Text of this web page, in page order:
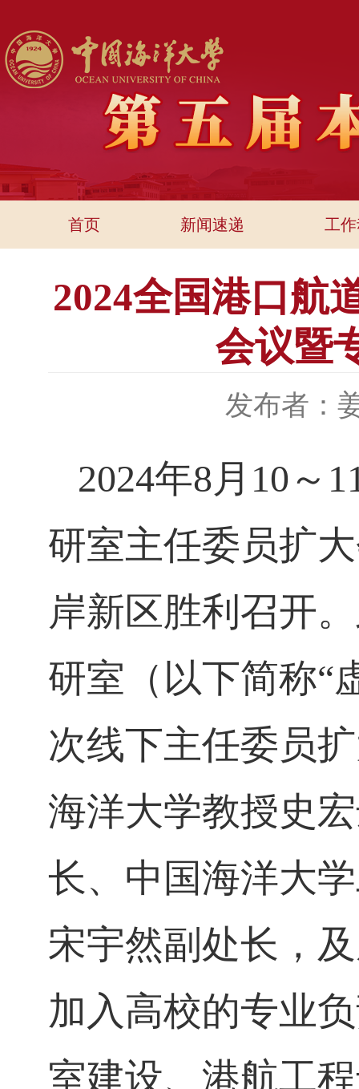
首页 新闻速递 工
2024全国港口航
会议暨
发布者：
2024年8月 10～
研室主任委员扩
岸新区胜利召开
研室（以下简称“
次线下主任委员
海洋大学教授史
长、中国海洋大
宋宇然副处长，
加入高校的专业
室建设、港航工